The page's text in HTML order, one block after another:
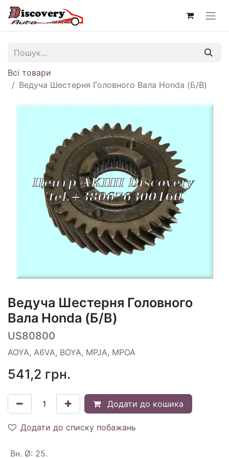
Всі товари
Ведуча Шестерня Головного Вала Honda (Б/В)
Ведуча Шестерня Головного
Вала Honda (Б/В)
US80800
AOYA, A6VA, BOYA, MPJA, MPOA
541,2 грн.
Додати до кошика
Додати до списку побажань
Вн. Ø: 25.